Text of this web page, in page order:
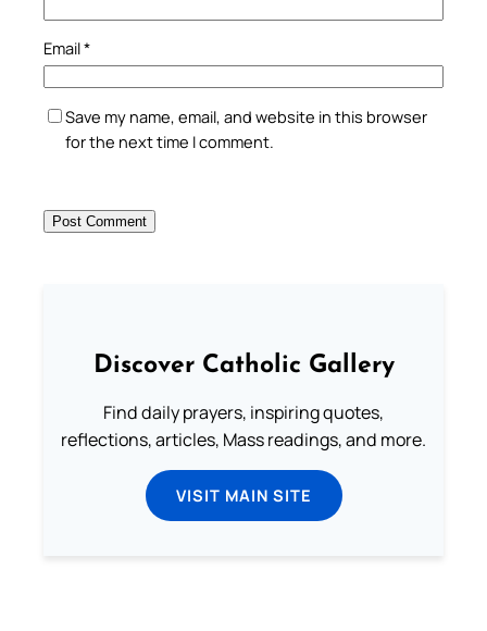
Email*
Save my name, email, and website in this browser
for the next time I comment.
Discover Catholic Gallery
Find daily prayers, inspiring quotes,
reflections, articles, Mass readings, and more.
VISIT MAIN SITE